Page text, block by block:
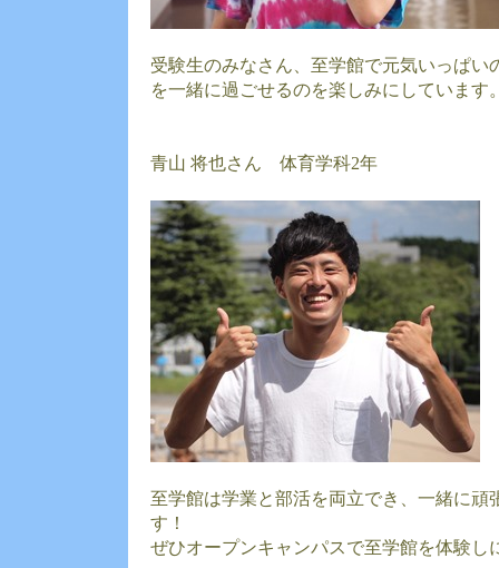
受験生のみなさん、至学館で元気いっぱい
を一緒に過ごせるのを楽しみにしています
青山 将也さん 体育学科2年
至学館は学業と部活を両立でき、一緒に頑
す！
ぜひオープンキャンパスで至学館を体験し